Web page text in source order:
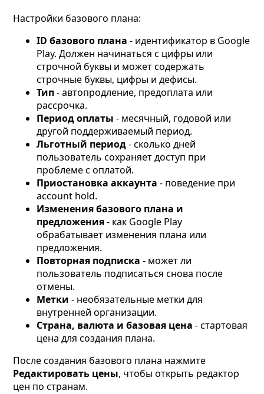
Настройки базового плана:
ID базового плана - идентификатор в Google
Play. Должен начинаться с цифры или
строчной буквы и может содержать
строчные буквы, цифры и дефисы.
Тип- автопродление, предоплата или
рассрочка.
Период оплаты - месячный, годовой или
другой поддерживаемый период.
Льготный период- сколько дней
пользователь сохраняет доступ при
проблеме с оплатой.
Приостановка аккаунта - поведение при
account hold.
Изменения базового плана и
предложения- как Google Play
обрабатывает изменения плана или
предложения.
Повторная подписка - может ли
пользователь подписаться снова после
отмены.
Метки - необязательные метки для
внутренней организации.
Страна, валюта и базовая цена - стартовая
цена для создания плана.
После создания базового плана нажмите
Редактировать цены, чтобы открыть редактор
цен по странам.